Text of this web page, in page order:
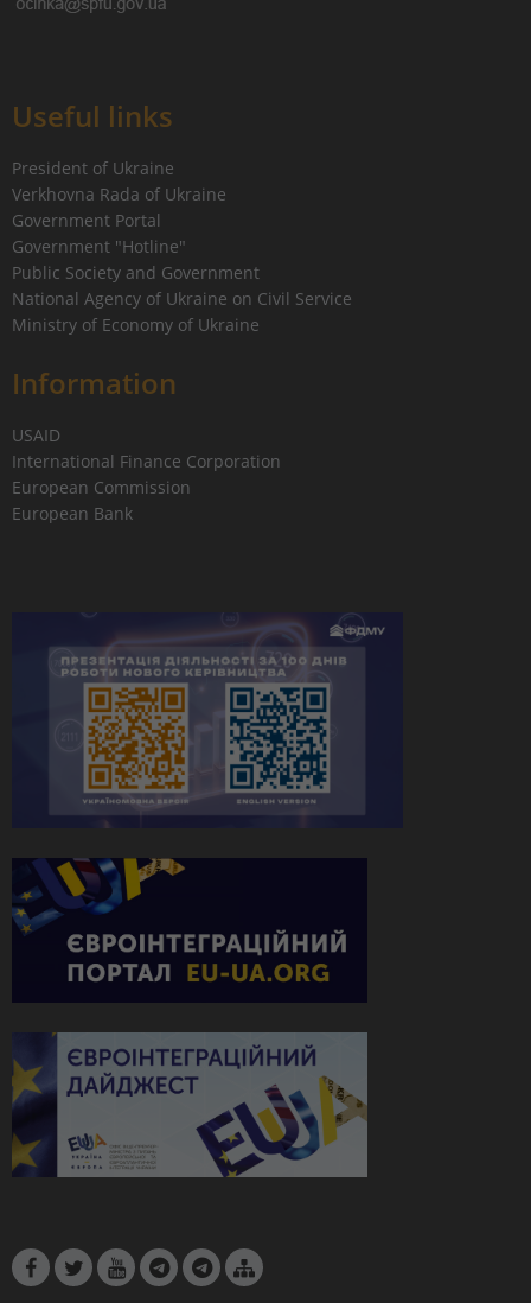
Useful links
President of Ukraine
Verkhovna Rada of Ukraine
Government Portal
Government "Hotline"
Public Society and Government
National Agency of Ukraine on Civil Service
Ministry of Economy of Ukraine
Information
USAID
International Finance Corporation
European Commission
European Bank